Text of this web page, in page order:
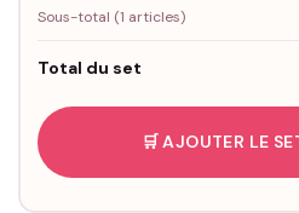
Sous-total (1 articles)
Total du set
🛒 AJOUTER LE